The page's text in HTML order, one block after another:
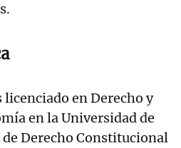
licenciado en Derecho y
en la Universidad de
Derecho Constitucional